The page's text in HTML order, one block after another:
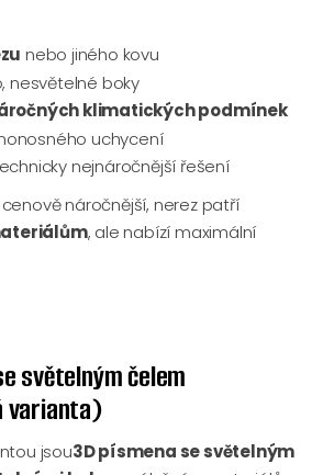
nebo jiného kovu
nesvětelné boky
klimatických podmínek
uchycení
nejnáročnější řešení
náročnější, nerez patří
, ale nabízí maximální
světelným čelem
varianta)
jsou3D písmena se světelným